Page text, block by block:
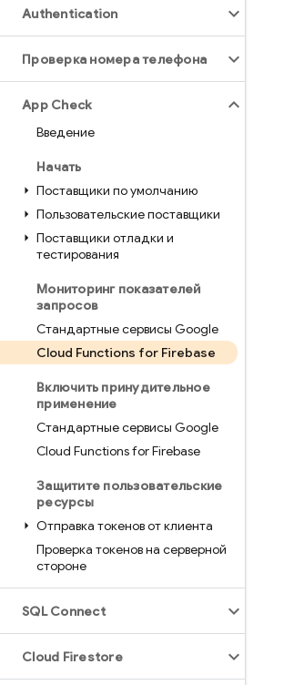
Authentication
Проверка номера телефона
App Check
Введение
Начать
Поставщики по умолчанию
Пользовательские поставщики
Поставщики отладки и
тестирования
Мониторинг показателей
запросов
Стандартные сервисы Google
Cloud Functions for Firebase
Включить принудительное
применение
Стандартные сервисы Google
Cloud Functions for Firebase
Защитите пользовательские
ресурсы
Отправка токенов от клиента
Проверка токенов на серверной
стороне
SQL Connect
Cloud Firestore